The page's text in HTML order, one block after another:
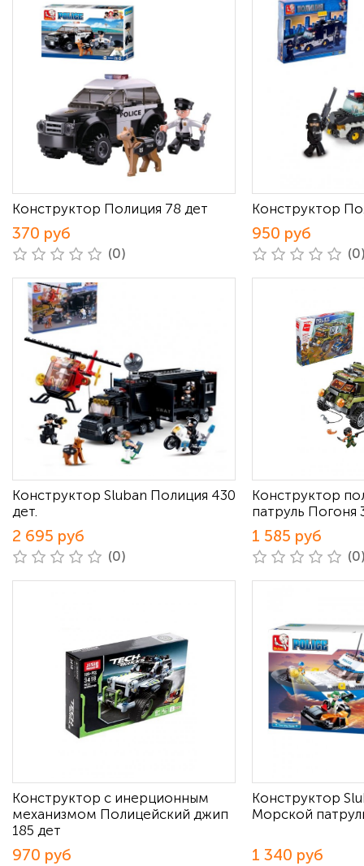
Конструктор Полиция 78 дет
370 руб
(0)
Конструктор
950 руб
Конструктор Sluban Полиция 430
дет.
2 695 руб
(0)
Конструктор
патруль Погоня
1 585 руб
Конструктор с инерционным
механизмом Полицейский джип
185 дет
970 руб
Конструктор
Морской
1 340 руб